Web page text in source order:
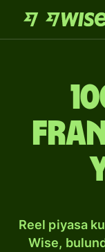
Reel piyasa
Wise,